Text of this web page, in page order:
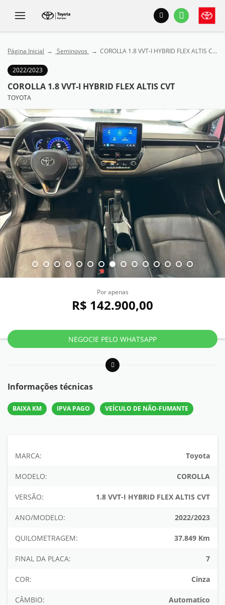
Página Inicial Seminovos COROLLA 1.8 VVT-I HYBRID FLEX ALTIS CVT
2022/2023
COROLLA 1.8 VVT-I HYBRID FLEX ALTIS CVT
TOYOTA
Por apenas
R$ 142.900,00
NEGOCIE PELO WHATSAPP
Informações técnicas
BAIXA KM IPVA PAGO VEÍCULO DE NÃO-FUMANTE
MARCA: Toyota
MODELO: COROLLA
VERSÃO: 1.8 VVT-I HYBRID FLEX ALTIS CVT
ANO/MODELO: 2022/2023
QUILOMETRAGEM: 37.849 Km
FINAL DA PLACA: 7
COR: Cinza
CÂMBIO: Automatico